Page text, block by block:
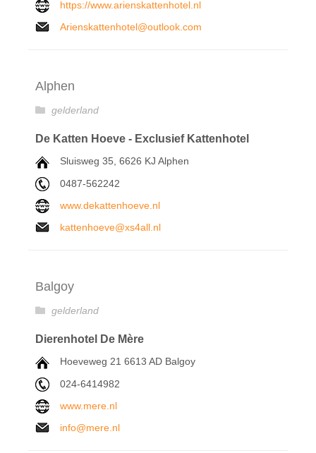
https://www.arienskattenhotel.nl
Arienskattenhotel@outlook.com
Alphen
gelderland
De Katten Hoeve - Exclusief Kattenhotel
Sluisweg 35, 6626 KJ Alphen
0487-562242
www.dekattenhoeve.nl
kattenhoeve@xs4all.nl
Balgoy
gelderland
Dierenhotel De Mère
Hoeveweg 21 6613 AD Balgoy
024-6414982
www.mere.nl
info@mere.nl